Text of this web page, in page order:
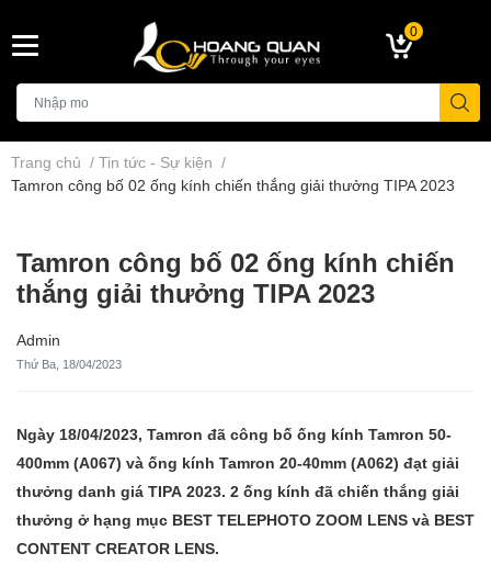
0
Trang chủ / Tin tức - Sự kiện /
Tamron công bố 02 ống kính chiến thắng giải thưởng TIPA 2023
Tamron công bố 02 ống kính chiến
thắng giải thưởng TIPA 2023
Admin
Thứ Ba, 18/04/2023
Ngày 18/04/2023, Tamron đã công bố ống kính Tamron 50-
400mm (A067) và ống kính Tamron 20-40mm (A062) đạt giải
thưởng danh giá TIPA 2023. 2 ống kính đã chiến thắng giải
thưởng ở hạng mục BEST TELEPHOTO ZOOM LENS và BEST
CONTENT CREATOR LENS.